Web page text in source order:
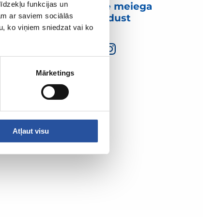
funkcijas un
ar saviem sociālās
ko viņiem sniedzat vai ko
Mārketings
Atļaut visu
Võtke meiega
ühendust